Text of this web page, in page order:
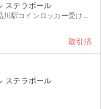
ステラボール
[詳細] 階 列 〜 番 紙チケです 郵送または 日に品川駅コインロッカー受け渡し
取引済
ステラボール